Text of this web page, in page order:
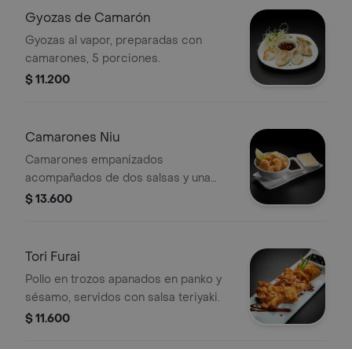
Gyozas de Camarón
Gyozas al vapor, preparadas con
camarones, 5 porciones.
$ 11.200
Camarones Niu
Camarones empanizados
acompañados de dos salsas y una
rodaja de limón.
$ 13.600
Tori Furai
Pollo en trozos apanados en panko y
sésamo, servidos con salsa teriyaki.
$ 11.600